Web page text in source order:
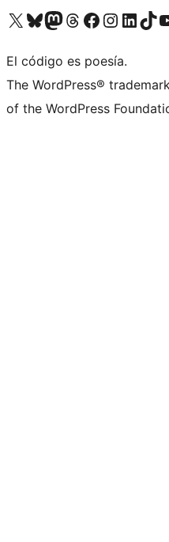
Visita nuestra cuenta de X (anteriormente Twitter)
Visita nuestra cuenta de Bluesky
Visita nuestra cuenta de Mastodon
Visita nuestra cuenta de Threads
Visita nuestra página de Facebook
Visita nuestra cuenta de
Visita nuestraVisita nuestra
El código es poesía.
The WordPress®
of the WordPress